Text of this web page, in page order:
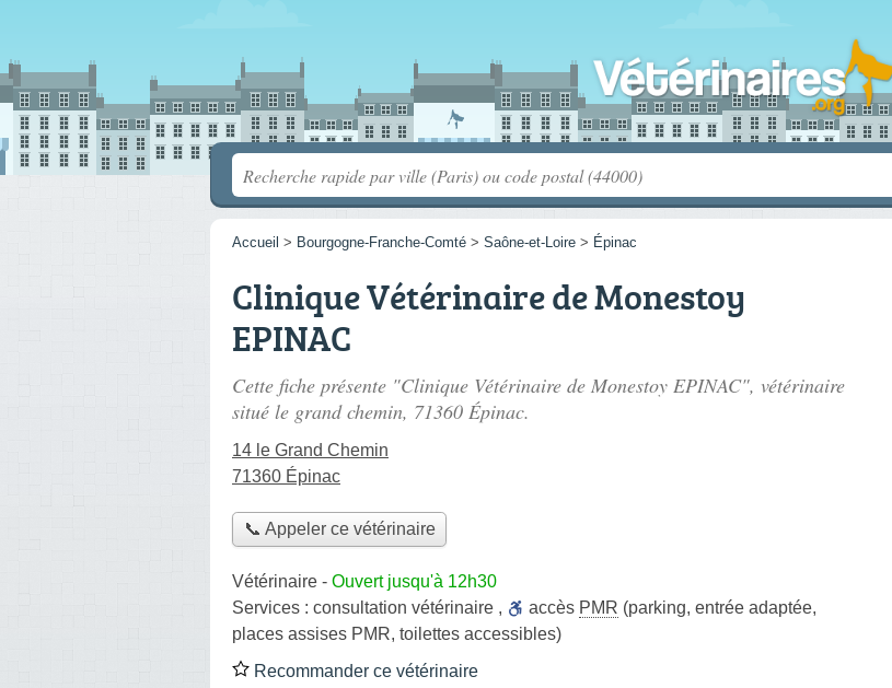
Accueil > Bourgogne-Franche-Comté > Saône-et-Loire > Épinac
Clinique Vétérinaire de Monestoy
EPINAC
Cette fiche présente "Clinique Vétérinaire de Monestoy EPINAC", vétérinaire
situé le grand chemin, 71360 Épinac.
14 le Grand Chemin
71360 Épinac
📞 Appeler ce vétérinaire
Vétérinaire - Ouvert jusqu'à 12h30
Services : consultation vétérinaire , accès PMR (parking, entrée adaptée,
places assises PMR, toilettes accessibles)
Recommander ce vétérinaire